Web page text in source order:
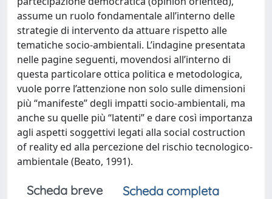
assume un ruolo fondamentale all’interno delle
strategie di intervento da attuare rispetto alle
tematiche socio-ambientali. L’indagine presentata
nelle pagine seguenti, movendosi all’interno di
questa particolare ottica politica e metodologica,
vuole porre l’attenzione non solo sulle dimensioni
più “manifeste” degli impatti socio-ambientali, ma
anche su quelle più “latenti” e dare così importanza
agli aspetti soggettivi legati alla social costruction
of reality ed alla percezione del rischio tecnologico-
ambientale (Beato, 1991).
Scheda breve
Scheda completa